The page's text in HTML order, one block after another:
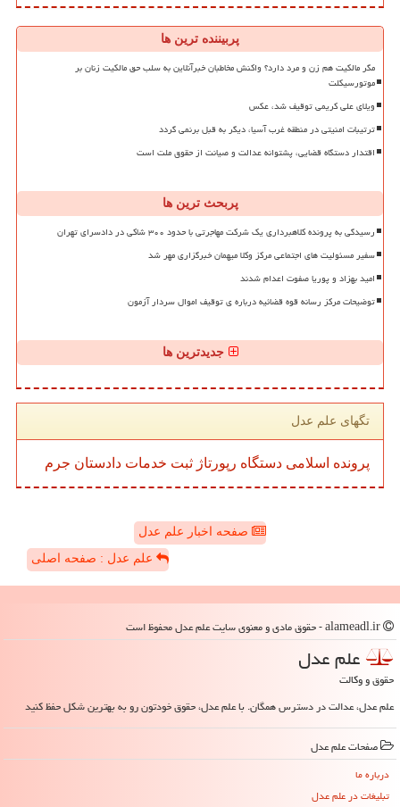
پربیننده ترین ها
مگر مالکیت هم زن و مرد دارد؟ واکنش مخاطبان خبرآنلاین به سلب حق مالکیت زنان بر
موتورسیکلت
ویلای علی کریمی توقیف شد، عکس
ترتیبات امنیتی در منطقه غرب آسیا، دیگر به قبل برنمی گردد
اقتدار دستگاه قضایی، پشتوانه عدالت و صیانت از حقوق ملت است
پربحث ترین ها
رسیدگی به پرونده کلاهبرداری یک شرکت مهاجرتی با حدود ۳۰۰ شاکی در دادسرای تهران
سفیر مسئولیت های اجتماعی مرکز وکلا میهمان خبرگزاری مهر شد
امید بهزاد و پوریا صفوت اعدام شدند
توضیحات مرکز رسانه قوه قضائیه درباره ی توقیف اموال سردار آزمون
جدیدترین ها
تگهای علم عدل
پرونده اسلامی دستگاه رپورتاژ ثبت خدمات دادستان جرم
صفحه اخبار علم عدل
علم عدل : صفحه اصلی
علم عدل
حقوق و وکالت
علم عدل، عدالت در دسترس همگان. با علم عدل، حقوق خودتون رو به بهترین شکل حفظ کنید
صفحات علم عدل
درباره ما
تبلیغات در علم عدل